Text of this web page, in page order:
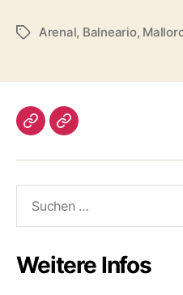
Schlagwörter
Arenal, Balneario,
Impressum/DatSchutz
Beliebte
nach:
Weitere Infos